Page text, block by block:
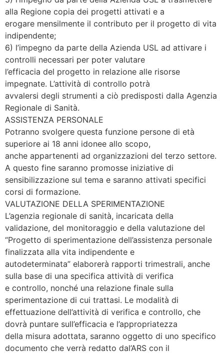
alla Regione copia dei progetti attivati e a
erogare mensilmente il contributo per il progetto di vita
indipendente;
6) l’impegno da parte della Azienda USL ad attivare i
controlli necessari per poter valutare
l’efficacia del progetto in relazione alle risorse
impegnate. L’attività di controllo potrà
avvalersi degli strumenti a ciò predisposti dalla Agenzia
Regionale di Sanità.
ASSISTENZA PERSONALE
Potranno svolgere questa funzione persone di età
superiore ai 18 anni idonee allo scopo,
anche appartenenti ad organizzazioni del terzo settore.
A questo fine saranno promosse iniziative di
sensibilizzazione sul tema e saranno attivati specifici
corsi di formazione.
VALUTAZIONE DELLA SPERIMENTAZIONE
L’agenzia regionale di sanità, incaricata della
validazione, del monitoraggio e della valutazione del
“Progetto di sperimentazione dell’assistenza personale
finalizzata alla vita indipendente e
autodeterminata” elaborerà rapporti trimestrali, anche
sulla base di una specifica attività di verifica
e controllo, nonché una relazione finale sulla
sperimentazione di cui trattasi. Le modalità di
effettuazione dell’attività di verifica e controllo, che
dovrà puntare sull’efficacia e l’appropriatezza
della misura adottata, saranno oggetto di uno specifico
documento che verrà redatto dal’ARS con il